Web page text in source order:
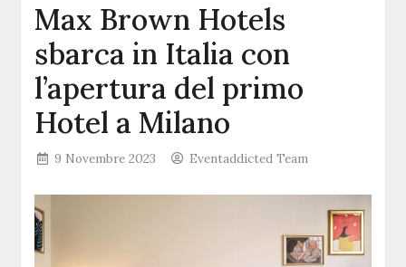
Max Brown Hotels
sbarca in Italia con
l’apertura del primo
Hotel a Milano
9 Novembre 2023 Eventaddicted Team